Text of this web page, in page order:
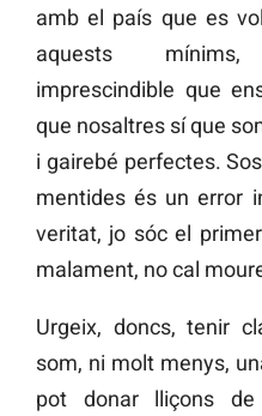
amb el país que es
aquests
imprescindible que
que nosaltres sí que
i gairebé perfectes.
mentides és un error
veritat, jo sóc el
malament, no cal
Urgeix, doncs, tenir
som, ni molt menys,
pot donar lliçons